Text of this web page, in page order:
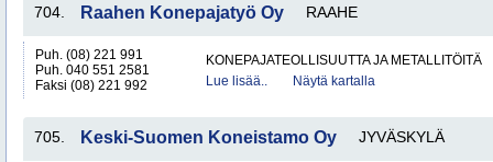
704. Raahen Konepajatyö Oy RAAHE
Puh. (08) 221 991
Puh. 040 551 2581
Faksi (08) 221 992
KONEPAJATEOLLISUUTTA JA METALLITÖITÄ
Lue lisää..
Näytä kartalla
705. Keski-Suomen Koneistamo Oy JYVÄSKYLÄ